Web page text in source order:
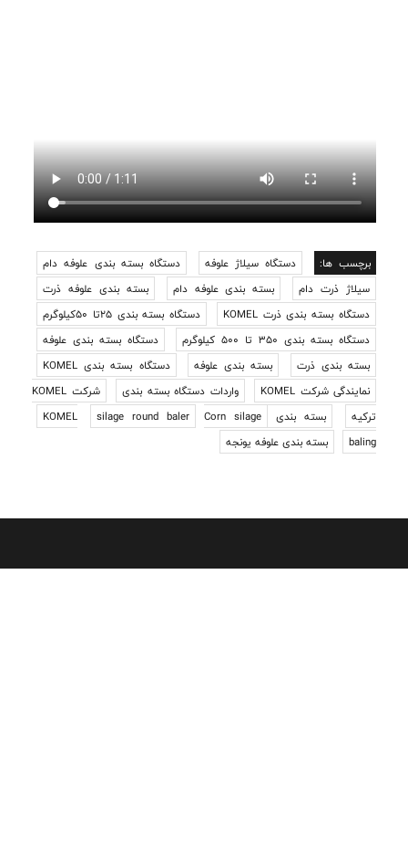
برچسب ها: دستگاه سیلاژ علوفه
دستگاه بسته بندی علوفه دام
سیلاژ ذرت دام
بسته بندی علوفه دام
بسته بندی علوفه ذرت
دستگاه بسته بندی ذرت KOMEL
دستگاه بسته بندی 25تا 50کیلوگرم
دستگاه بسته بندی 350 تا 500 کیلوگرم
دستگاه بسته بندی علوفه
بسته بندی ذرت
بسته بندی علوفه
دستگاه بسته بندی KOMEL
نمایندگی شرکت KOMEL
واردات دستگاه بسته بندی
شرکت KOMEL
ترکیه
بسته بندی KOMEL silage round baler
Corn silage
baling
بسته بندی علوفه یونجه